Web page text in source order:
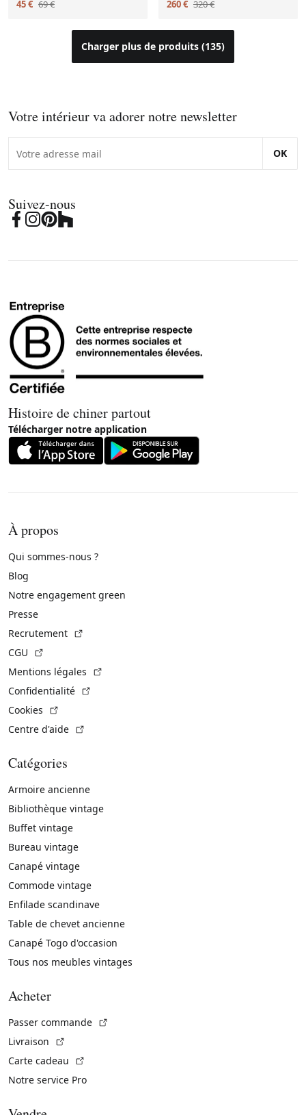
45 € 69 €
260 € 320 €
Charger plus de produits (135)
Votre intérieur va adorer notre newsletter
OK
Suivez-nous
Histoire de chiner partout
Télécharger notre application
À propos
Qui sommes-nous ?
Blog
Notre engagement green
Presse
Recrutement
CGU
Mentions légales
Confidentialité
Cookies
Centre d'aide
Catégories
Armoire ancienne
Bibliothèque vintage
Buffet vintage
Bureau vintage
Canapé vintage
Commode vintage
Enfilade scandinave
Table de chevet ancienne
Canapé Togo d'occasion
Tous nos meubles vintages
Acheter
Passer commande
Livraison
Carte cadeau
Notre service Pro